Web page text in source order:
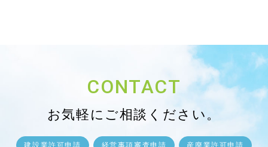
CONTACT
お気軽にご相談ください。
建設業許可申請 経営事項審査申請 産廃業許可申請